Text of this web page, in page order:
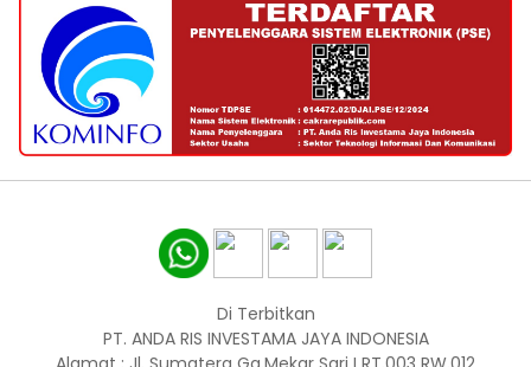
Di Terbitkan
PT. ANDA RIS INVESTAMA JAYA INDONESIA